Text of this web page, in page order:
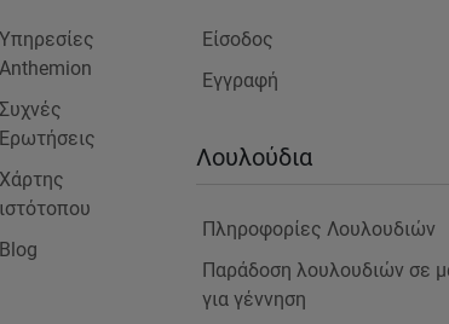
Υπηρεσίες
Anthemion
Συχνές
Ερωτήσεις
Χάρτης
ιστότοπου
Blog
Είσοδος
Εγγραφή
Λουλούδια
Πληροφορίες Λουλουδιών
Παράδοση λουλουδιών σε
για γέννηση